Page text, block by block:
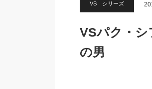
VS シリーズ
VSパク・
の男